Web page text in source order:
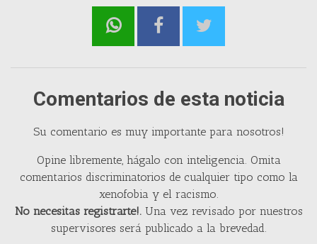
Comentarios de esta noticia
Su comentario es muy importante para nosotros!
Opine libremente, hágalo con inteligencia. Omita
comentarios discriminatorios de cualquier tipo como la
xenofobia y el racismo.
No necesitas registrarte!.Una vez revisado por nuestros
supervisores será publicado a la brevedad.